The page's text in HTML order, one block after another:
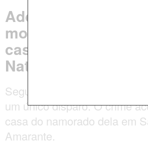
Adolescente de 17
morta com tiro na
casa do namorado
Natal
Segundo a Polícia Civil, a
um único disparo. O crime
casa do namorado dela em
Amarante.